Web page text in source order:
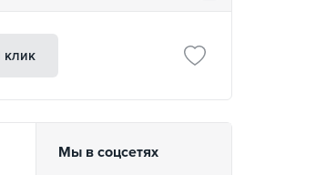
клик
Мы в соцсетях